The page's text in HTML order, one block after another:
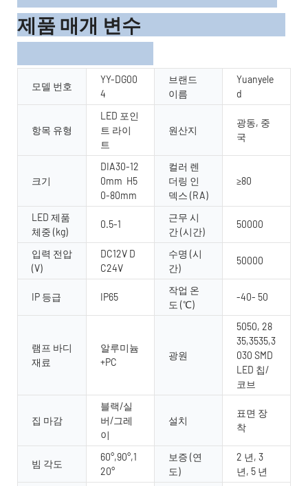
제품 매개 변수
모델 번호
YY-DG00
4
브랜드
이름
Yuanyele
d
항목 유형
LED 포인
트 라이
트
원산지
광동, 중
국
크기
DIA30-12
0mm H5
0-80mm
컬러 렌
더링 인
덱스 (RA)
≥80
LED 제품
체중 (kg)
0.5-1
근무 시
간 (시간)
50000
입력 전압
(V)
DC12V D
C24V
수명 (시
간)
50000
IP 등급 IP65
작업 온
도 (℃)
-40- 50
램프 바디
재료
알루미늄
+PC
광원
5050, 28
35,3535,3
030 SMD
LED 칩/
코브
집 마감
블랙/실
버/그레
이
설치
표면 장
착
빔 각도
60°,90°,1
20°
보증 (연
도)
2 년, 3
년, 5 년